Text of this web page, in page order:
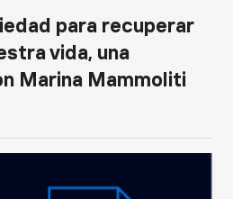
para recuperar
vida, una
Marina Mammoliti